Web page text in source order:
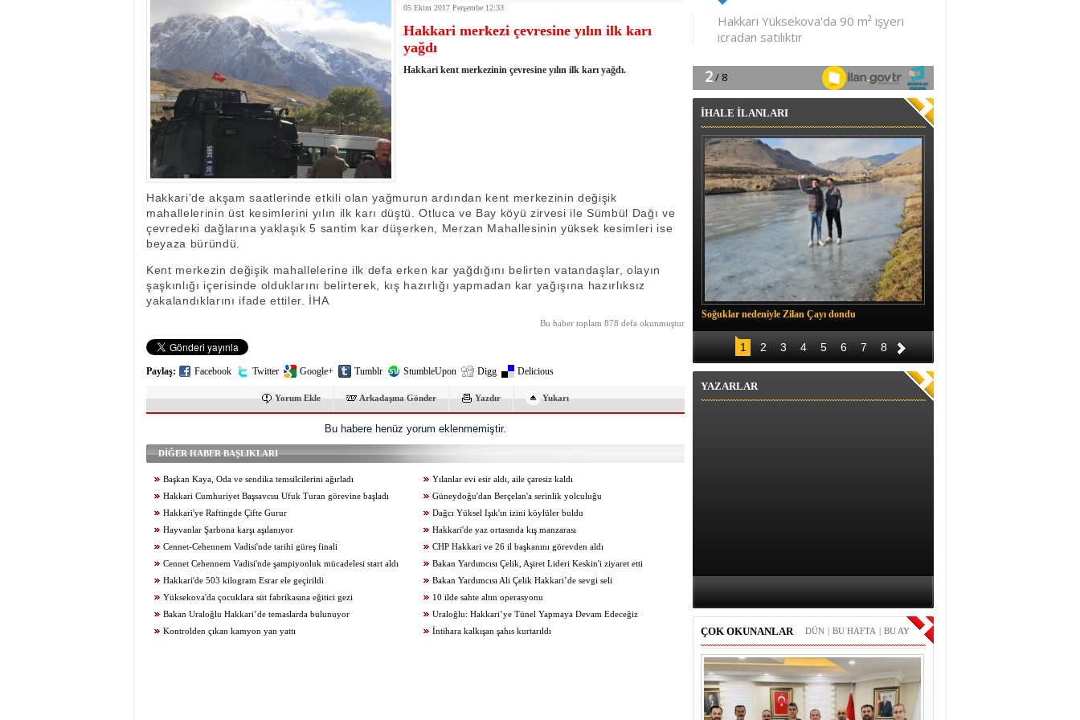
- Hakkari'ye Raftingde Çifte Gurur
17:32- Dağcı Yüksel Işık'ın izini köylüler buldu
17:30- Hayvanlar Şarbona karşı aşılanıyor
17:27 - Hakkari'de yaz ortasında kış manzarası
- Cennet-Cehennem Vadisi'nde tarihi güreş finali
19:19- CHP Hakkari ve 26 il başkanını görevden aldı
19:17- Cennet Cehennem Vadisi'nde şampiyonluk mücadelesi start aldı
- Bakan Yardımcısı Çelik, Aşiret Lideri Keskin'i ziyaret etti
- Hakkari'de 503 kilogram Esrar ele geçirildi
- Bakan Yardımcısı Ali Çelik Hakkari’de sevgi seli
05 Ekim 2017 Perşembe 12:33
Hakkari merkezi çevresine yılın ilk karı
yağdı
Hakkari kent merkezinin çevresine yılın ilk karı yağdı.
Hakkari’de akşam saatlerinde etkili olan yağmurun ardından kent merkezinin değişik
mahallelerinin üst kesimlerini yılın ilk karı düştü. Otluca ve Bay köyü zirvesi ile Sümbül Dağı ve
çevredeki dağlarına yaklaşık 5 santim kar düşerken, Merzan Mahallesinin yüksek kesimleri ise
beyaza büründü.
Kent merkezin değişik mahallelerine ilk defa erken kar yağdığını belirten vatandaşlar, olayın
şaşkınlığı içerisinde olduklarını belirterek, kış hazırlığı yapmadan kar yağışına hazırlıksız
yakalandıklarını ifade ettiler. İHA
Bu haber toplam 878 defa okunmuştur
Paylaş: Facebook Twitter Google+ Tumblr StumbleUpon Digg Delicious
Yorum Ekle Arkadaşına Gönder Yazdır Yukarı
Bu habere henüz yorum eklenmemiştir.
DİĞER HABER BAŞLIKLARI
Başkan Kaya, Oda ve sendika temsilcilerini ağırladı
Yılanlar evi esir aldı, aile çaresiz kaldı
Hakkari Cumhuriyet Başsavcısı Ufuk Turan görevine başladı
Güneydoğu'dan Berçelan'a serinlik yolculuğu
Hakkari'ye Raftingde Çifte Gurur
Dağcı Yüksel Işık'ın izini köylüler buldu
Hayvanlar Şarbona karşı aşılanıyor
Hakkari'de yaz ortasında kış manzarası
Cennet-Cehennem Vadisi'nde tarihi güreş finali
CHP Hakkari ve 26 il başkanını görevden aldı
Cennet Cehennem Vadisi'nde şampiyonluk mücadelesi start aldı
Bakan Yardımcısı Çelik, Aşiret Lideri Keskin'i ziyaret etti
Hakkari'de 503 kilogram Esrar ele geçirildi
Bakan Yardımcısı Ali Çelik Hakkari’de sevgi seli
Yüksekova'da çocuklara süt fabrikasına eğitici gezi
10 ilde sahte altın operasyonu
Bakan Uraloğlu Hakkari’de temaslarda bulunuyor
Uraloğlu: Hakkari’ye Tünel Yapmaya Devam Edeceğiz
Kontrolden çıkan kamyon yan yattı
İntihara kalkışan şahıs kurtarıldı
İHALE İLANLARI
Soğuklar nedeniyle Zilan Çayı dondu
1 2 3 4 5 6 7 8
YAZARLAR
ÇOK OKUNANLAR BU AY
|
BU HAFTA
|
DÜN